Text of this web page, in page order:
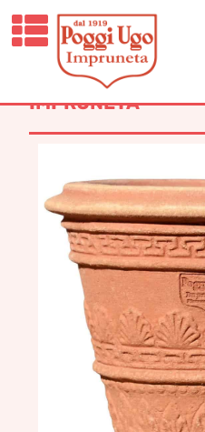
HOME/CLASSICI
ACCESSORI/
CON FOGLIE
IMPRUNETA